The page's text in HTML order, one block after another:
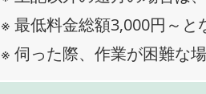
※ 最低料金総額3,000円～と
※ 伺った際、作業が困難な